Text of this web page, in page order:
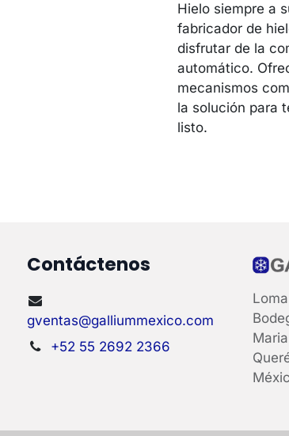
Hielo siempre a
fabricador de
disfrutar de la
automático.
mecanismos
la solución para
listo.
Contáctenos
gventas@galliummexico.com
+52 55 2692 2366